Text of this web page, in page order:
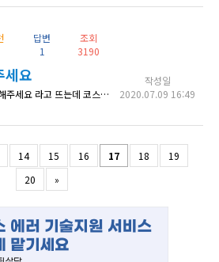
답변
1
조회
3190
세요
안녕하세요~ 필수 정보을 입력해주세요 라고 뜨는데 코스모스팜 회원관리 을 만지다가 이게 생긴거같은데 팝업창 을 내리고 싶습니다 https://imgur.com/a/sCpfp90
작성일
2020.07.09 16:49
14 15 16 17 18
19
20
»